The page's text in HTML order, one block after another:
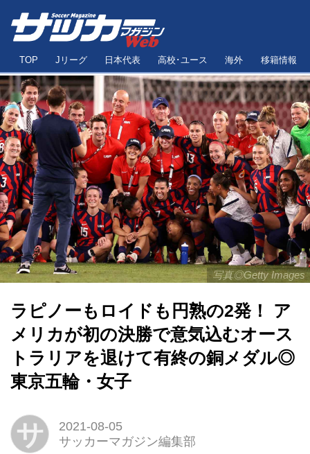
TOP Jリーグ 日本代表 高校･ユース 海外 移籍情報
写真◎Getty Images
ラピノーもロイドも円熟の2発！ ア
メリカが初の決勝で意気込むオース
トラリアを退けて有終の銅メダル◎
東京五輪・女子
サ
2021-08-05
サッカーマガジン編集部